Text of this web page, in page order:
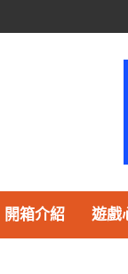
開箱介紹 遊戲